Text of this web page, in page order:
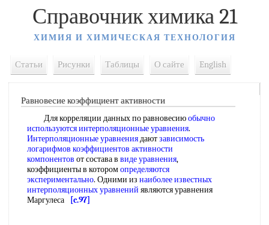
Справочник химика 21
ХИМИЯ И ХИМИЧЕСКАЯ ТЕХНОЛОГИЯ
Статьи Рисунки Таблицы О сайте English
Равновесие коэффициент активности
Для корреляции данных по равновесиюобычно
используютсяинтерполяционные уравнения.
Интерполяционные уравнениядаютзависимость
логарифмов коэффициентов активности
компонентов от состава в виде уравнения,
коэффициенты в которомопределяются
экспериментально. Одними из наиболее известных
интерполяционных уравнений являются уравнения
Маргулеса
[c.97]